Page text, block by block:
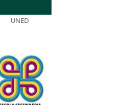
UNED